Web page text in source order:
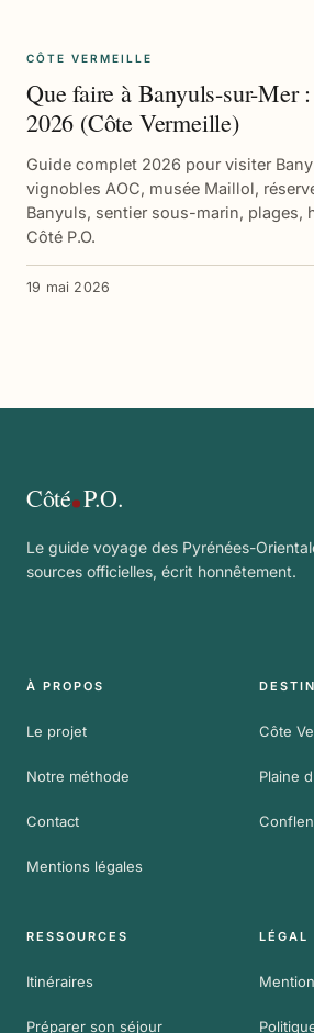
CÔTE VERMEILLE
Que faire à Banyuls-sur-Mer
2026 (Côte Vermeille)
Guide complet 2026 pour visiter
vignobles AOC, musée Maillol,
Banyuls, sentier sous-marin, plages,
Côté P.O.
19 mai 2026
Côté P.O.
Le guide voyage des Pyrénées-
sources officielles, écrit honnêtement.
À PROPOS
Le projet
Notre méthode
Contact
Mentions légales
Côte
Plaine
RESSOURCES
Itinéraires
Préparer son séjour
LÉGAL